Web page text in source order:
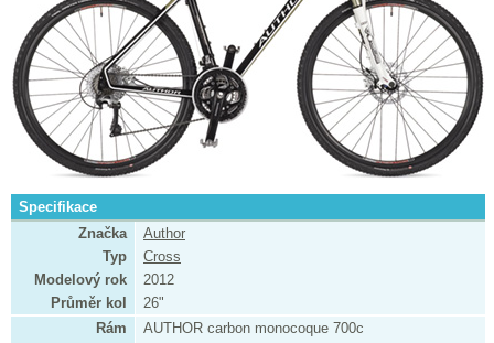
Specifikace
Značka
Author
Typ
Cross
Modelový rok
2012
Průměr kol
26"
Rám
AUTHOR carbon monocoque 700c